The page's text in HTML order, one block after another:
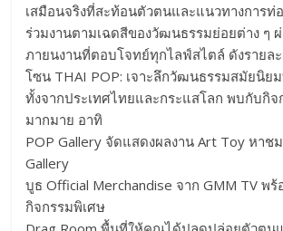
เสมือนจริงที่สะท้อนตัวตนและแนวทางการท่อ
ร่วมงานตามเฉดสีของวัฒนธรรมย่อยต่าง ๆ
ภายนงานที่ตอบโจทย์ทุกไลฟ์สไตล์ ดังรายล
โซน THAI POP: เจาะลึกวัฒนธรรมสมัยนิย
ทั้งจากประเทศไทยและกระแสโลก พบกับกิจ
มากมาย อาทิ
POP Gallery จัดแสดงผลงาน Art Toy หาช
Gallery
บูธ Official Merchandise จาก GMM TV พ
กิจกรรมพิเศษ